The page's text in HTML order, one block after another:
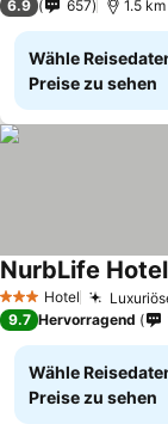
6.9 657 1.5
Wähle
Preise zu sehen
3 SterneHotel
NurbLife Hotel
9.7 Hervorragend
Wähle
Preise zu sehen